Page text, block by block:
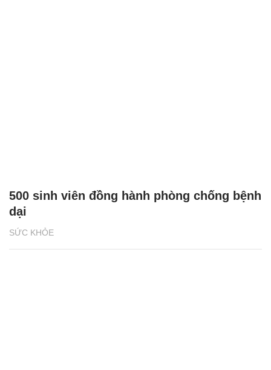
SỨC KHỎE
500 sinh viên đồng hành phòng chống bệnh
dại